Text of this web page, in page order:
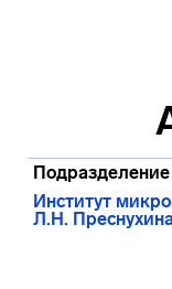
Подразделение
Институт
Л.Н.